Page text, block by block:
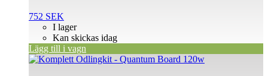
752 SEK
I lager
Kan skickas idag
Lägg till i vagn